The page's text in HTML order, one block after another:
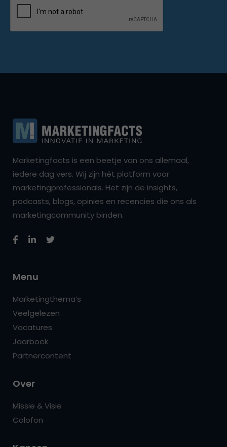
Marketingfacts is een beetje van ons allemaal,
iedere dag vers. Wij zijn hét platform voor
marketingprofessionals. Het zijn de insights,
podcasts, blogs, opinies en recencies die ons als
marketingcommunity binden.
Menu
Marketingthema’s
Veelgelezen
Vacatures
Jaarboek
Partnercontent
Over
Missie & Visie
Colofon